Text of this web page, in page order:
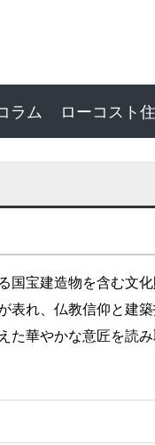
ラム ローコスト
宝建造物を含む文化
表れ、仏教信仰と建
た華やかな意匠を読